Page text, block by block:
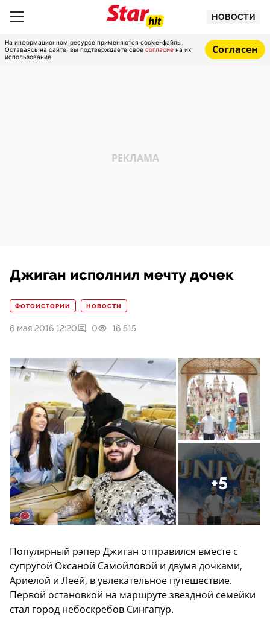
НОВОСТИ
На информационном ресурсе применяются cookie-файлы.
Оставаясь на сайте, вы подтверждаете свое согласие на их
использование.
Согласен
Джиган исполнил мечту дочек
ФОТОИСТОРИИ НОВОСТИ
6 мая 2016 12:20 0 16 515
+5
Популярный рэпер Джиган отправился вместе с
супругой Оксаной Самойловой и двумя дочками,
Ариелой и Леей, в увлекательное путешествие.
Первой остановкой на маршруте звездной семейки
стал город небоскребов Сингапур.